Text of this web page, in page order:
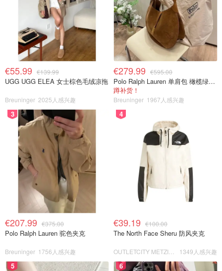
€55.99 €139.99
UGG UGG ELEA 女士棕色毛绒凉拖
Breuninger 2025人感兴趣
€279.99 €595.00
Polo Ralph Lauren 单肩包 橄榄绿金色
蹲补货！
Breuninger 1967人感兴趣
3
€207.99 €375.00
Polo Ralph Lauren 驼色夹克
Breuninger 1756人感兴趣
4
€39.19 €100.00
The North Face Sheru 防风夹克
1349人感兴趣
5 6